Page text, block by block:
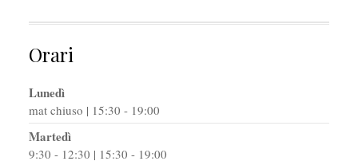
Orari
Lunedì
mat chiuso | 15:30 - 19:00
Martedì
9:30 - 12:30 | 15:30 - 19:00